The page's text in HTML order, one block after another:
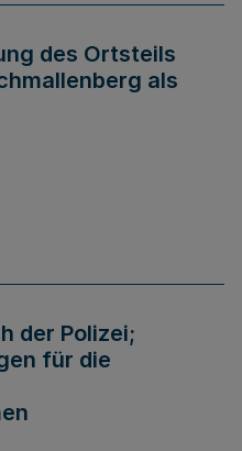
des Ortsteils
als
der Polizei;
für die